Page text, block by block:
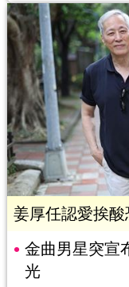
姜厚任認愛挨
金曲男星突宣
光